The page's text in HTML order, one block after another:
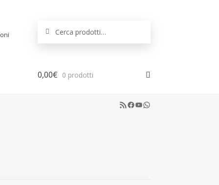
0,00€ 0 prodotti
RSS Feed
Facebook
YouTube
WhatsApp